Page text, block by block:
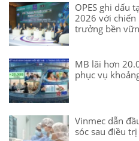
OPES ghi dấu
2026 với
trưởng bền
MB lãi hơn
phục vụ
Vinmec dẫn
sóc sau điều